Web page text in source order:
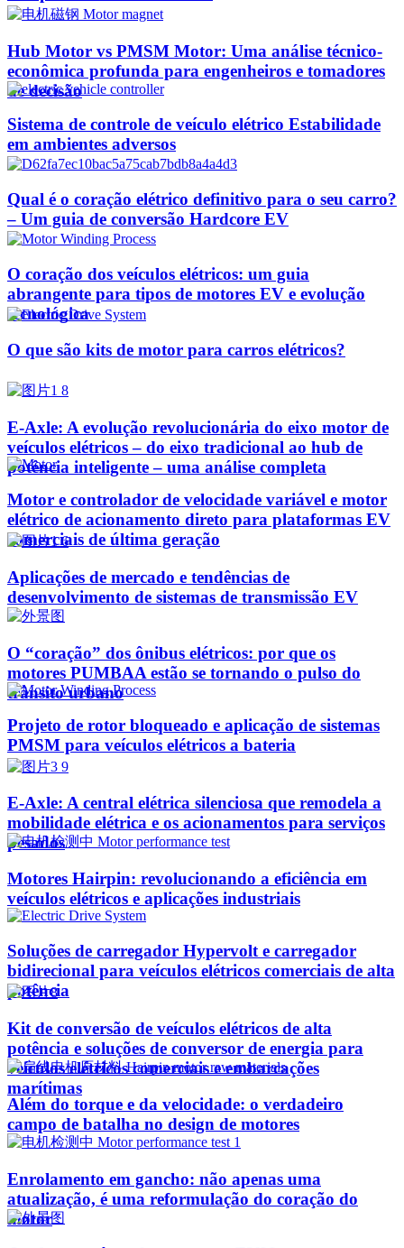
Hub Motor vs PMSM Motor: Uma análise técnico-
econômica profunda para engenheiros e tomadores
de decisão
Sistema de controle de veículo elétrico Estabilidade
em ambientes adversos
Qual é o coração elétrico definitivo para o seu carro?
– Um guia de conversão Hardcore EV
O coração dos veículos elétricos: um guia
abrangente para tipos de motores EV e evolução
tecnológica
O que são kits de motor para carros elétricos?
E-Axle: A evolução revolucionária do eixo motor de
veículos elétricos – do eixo tradicional ao hub de
potência inteligente – uma análise completa
Motor e controlador de velocidade variável e motor
elétrico de acionamento direto para plataformas EV
comerciais de última geração
Aplicações de mercado e tendências de
desenvolvimento de sistemas de transmissão EV
O “coração” dos ônibus elétricos: por que os
motores PUMBAA estão se tornando o pulso do
trânsito urbano
Projeto de rotor bloqueado e aplicação de sistemas
PMSM para veículos elétricos a bateria
E-Axle: A central elétrica silenciosa que remodela a
mobilidade elétrica e os acionamentos para serviços
pesados
Motores Hairpin: revolucionando a eficiência em
veículos elétricos e aplicações industriais
Soluções de carregador Hypervolt e carregador
bidirecional para veículos elétricos comerciais de alta
potência
Kit de conversão de veículos elétricos de alta
potência e soluções de conversor de energia para
veículos elétricos comerciais e embarcações
marítimas
Além do torque e da velocidade: o verdadeiro
campo de batalha no design de motores
Enrolamento em gancho: não apenas uma
atualização, é uma reformulação do coração do
motor